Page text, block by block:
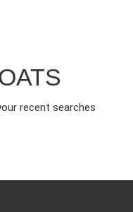
recent searches